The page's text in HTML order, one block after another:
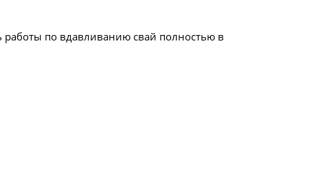
работы по вдавливанию свай полностью в